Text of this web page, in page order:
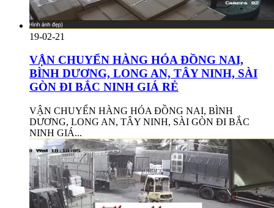
19-02-21
VẬN CHUYỂN HÀNG HÓA ĐỒNG NAI,
BÌNH DƯƠNG, LONG AN, TÂY NINH, SÀI
GÒN ĐI BẮC NINH GIÁ RẺ
VẬN CHUYỂN HÀNG HÓA ĐỒNG NAI, BÌNH
DƯƠNG, LONG AN, TÂY NINH, SÀI GÒN ĐI BẮC
NINH GIÁ...